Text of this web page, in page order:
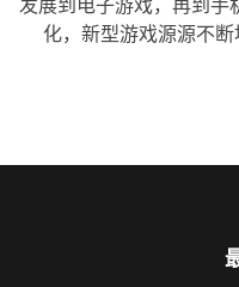
化，新型游戏源源不断